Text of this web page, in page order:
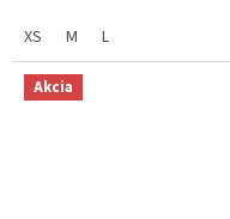
XS M L
Akcia